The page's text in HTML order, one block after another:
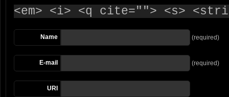
<em> <i> <q cite=""> <s>
Name (required)
E-mail (required)
URI